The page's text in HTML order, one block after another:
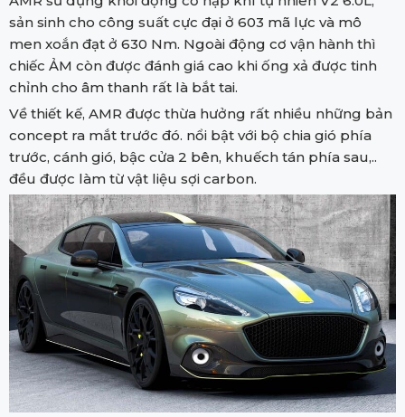
sản sinh cho công suất cực đại ở 603 mã lực và mô
men xoắn đạt ở 630 Nm. Ngoài động cơ vận hành thì
chiếc ẢM còn được đánh giá cao khi ống xả được tinh
chỉnh cho âm thanh rất là bắt tai.
Về thiết kế, AMR được thừa hưởng rất nhiều những bản
concept ra mắt trước đó. nổi bật với bộ chia gió phía
trước, cánh gió, bậc cửa 2 bên, khuếch tán phía sau,..
đều được làm từ vật liệu sợi carbon.